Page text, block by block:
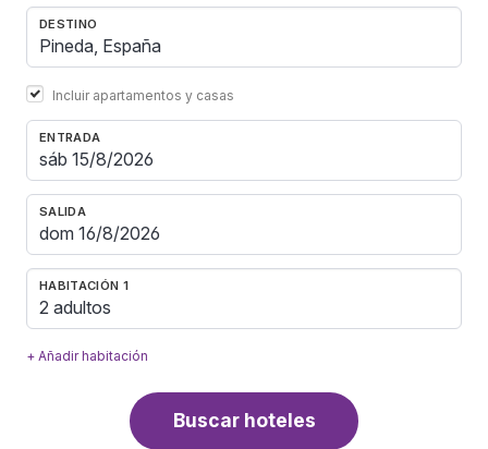
DESTINO
Incluir apartamentos y casas
ENTRADA
SALIDA
HABITACIÓN 1
2 adultos
+ Añadir habitación
Buscar hoteles